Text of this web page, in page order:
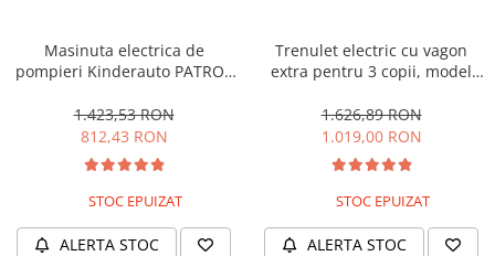
Masinuta electrica de
pompieri Kinderauto PATROL
1.423,53 RON
812,43 RON
STOC EPUIZAT
ALERTA STOC
Trenulet electric cu vagon
extra pentru 3 copii, model
music player, albastru
1.626,89 RON
1.019,00 RON
STOC EPUIZAT
ALERTA STOC